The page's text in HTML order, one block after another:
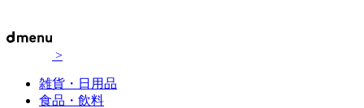
>
雑貨・日用品
食品・飲料